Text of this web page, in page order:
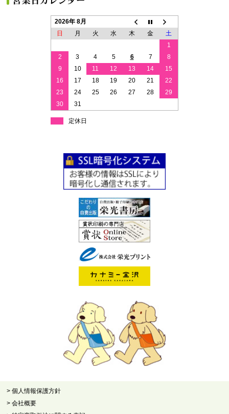
2026年 8月
日
月 火 水 木 金
土
1
2
3 4 5 6 7
8
9
10 11 12 13 14
15
16
17 18 19 20 21
22
23
24 25 26 27 28
29
30
31
定休日
> 個人情報保護方針
> 会社概要